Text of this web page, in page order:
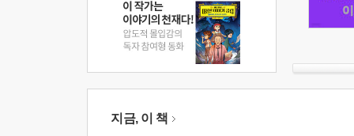
지금, 이 책